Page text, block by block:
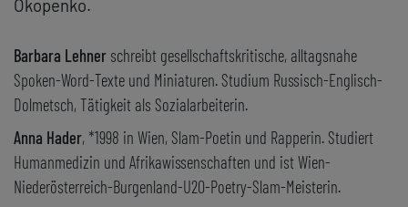
Okopenko.
Barbara Lehner schreibt gesellschaftskritische, alltagsnahe
Spoken-Word-Texte und Miniaturen. Studium Russisch-Englisch-
Dolmetsch, Tätigkeit als Sozialarbeiterin.
Anna Hader, *1998 in Wien, Slam-Poetin und Rapperin. Studiert
Humanmedizin und Afrikawissenschaften und ist Wien-
Niederösterreich-Burgenland-U20-Poetry-Slam-Meisterin.